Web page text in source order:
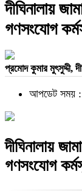
দীঘিনালায়
গণসংযোগ
প্রমোদ কুমার মুৎসুদ্দী,
আপডেট সময় :
দীঘিনালায়
গণসংযোগ